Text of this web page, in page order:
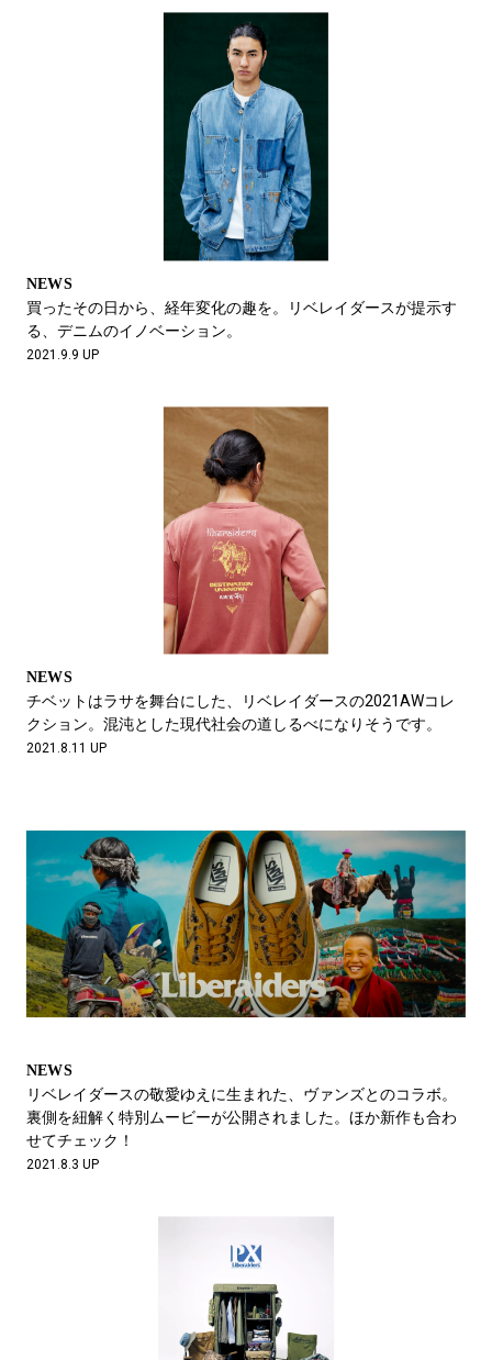
NEWS
買ったその日から、経年変化の趣を。リベレイダースが提示す
る、デニムのイノベーション。
2021.9.9 UP
NEWS
チベットはラサを舞台にした、リベレイダースの2021AWコレ
クション。混沌とした現代社会の道しるべになりそうです。
2021.8.11 UP
NEWS
リベレイダースの敬愛ゆえに生まれた、ヴァンズとのコラボ。
裏側を紐解く特別ムービーが公開されました。ほか新作も合わ
せてチェック！
2021.8.3 UP